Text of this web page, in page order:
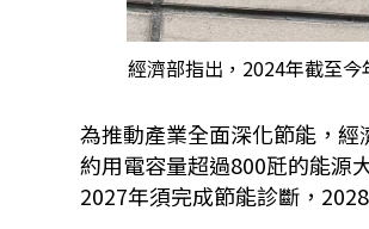
經濟部指出，2024年截至
為推動產業全面深化節能，
約用電容量超過800瓩的能源
2027年須完成節能診斷，